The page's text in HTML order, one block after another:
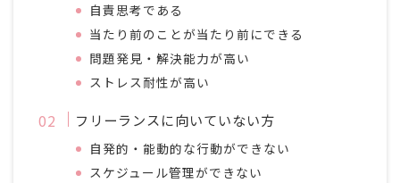
自責思考である
当たり前のことが当たり前にできる
問題発見・解決能力が高い
ストレス耐性が高い
フリーランスに向いていない方
自発的・能動的な行動ができない
スケジュール管理ができない